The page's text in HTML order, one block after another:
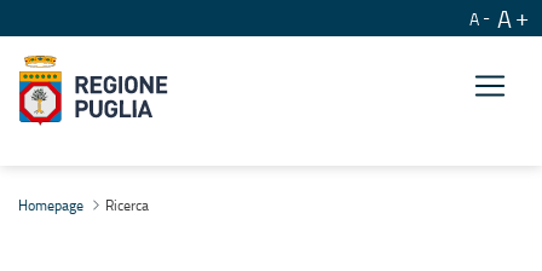
A A
Homepage Ricerca